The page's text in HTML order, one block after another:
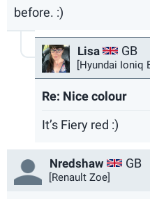
before. :)
Lisa GB
[Hyundai Ioniq
Re: Nice colour
It’s Fiery red :)
Nredshaw GB
[Renault Zoe]